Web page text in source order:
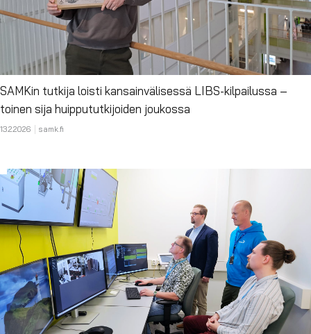
SAMKin tutkija loisti kansainvälisessä LIBS-kilpailussa –
toinen sija huippututkijoiden joukossa
13.2.2026 samk.fi